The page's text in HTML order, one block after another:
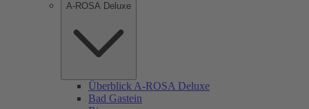
A-ROSA Deluxe
Überblick A-ROSA Deluxe
Bad Gastein